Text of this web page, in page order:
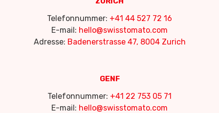
Telefonnummer: +41 44 527 72 16
E-mail: hello@swisstomato.com
Adresse: Badenerstrasse 47, 8004 Zurich
GENF
Telefonnummer: +41 22 753 05 71
E-mail: hello@swisstomato.com